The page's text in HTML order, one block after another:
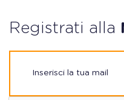
Registrati alla